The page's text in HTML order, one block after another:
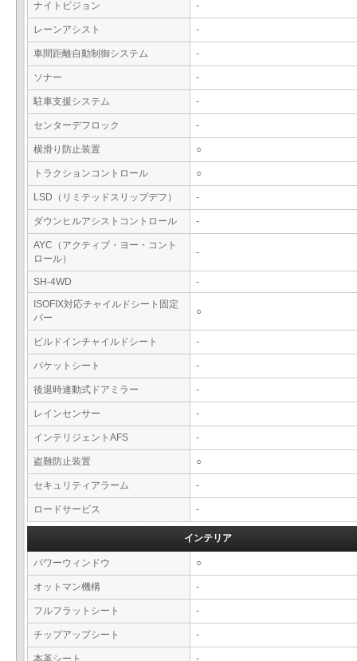
ナイトビジョン -
レーンアシスト -
車間距離自動制御システム -
ソナー -
駐車支援システム -
センターデフロック -
横滑り防止装置 ○
トラクションコントロール ○
LSD（リミテッドスリップデフ） -
ダウンヒルアシストコントロール -
AYC（アクティブ・ヨー・コント
ロール）
-
SH-4WD
-
ISOFIX対応チャイルドシート固定
バー
○
ビルドインチャイルドシート -
バケットシート -
後退時連動式ドアミラー -
レインセンサー -
インテリジェントAFS -
盗難防止装置 ○
セキュリティアラーム -
ロードサービス -
インテリア
パワーウィンドウ ○
オットマン機構 -
フルフラットシート -
チップアップシート -
本革シート -